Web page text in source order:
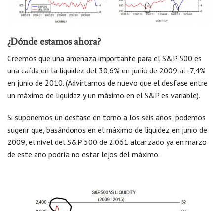
¿Dónde estamos ahora?
Creemos que una amenaza importante para el S&P 500 es
una caída en la liquidez del 30,6% en junio de 2009 al -7,4%
en junio de 2010. (Advirtamos de nuevo que el desfase entre
un máximo de liquidez y un máximo en el S&P es variable).
Si suponemos un desfase en torno a los seis años, podemos
sugerir que, basándonos en el máximo de liquidez en junio de
2009, el nivel del S&P 500 de 2.061 alcanzado ya en marzo
de este año podría no estar lejos del máximo.